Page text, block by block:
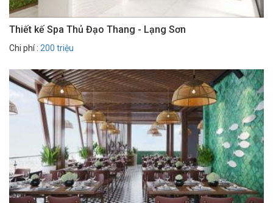
Thiết kế Spa Thủ Đạo Thang - Lạng Sơn
Chi phí : 200 triệu